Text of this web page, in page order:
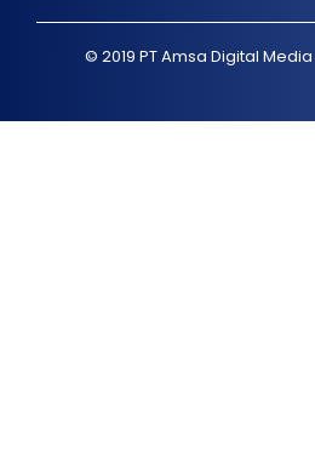
© 2019 PT Amsa Digital Media